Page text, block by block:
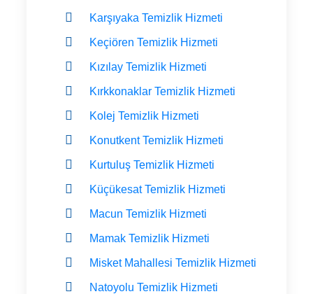
Karşıyaka Temizlik Hizmeti
Keçiören Temizlik Hizmeti
Kızılay Temizlik Hizmeti
Kırkkonaklar Temizlik Hizmeti
Kolej Temizlik Hizmeti
Konutkent Temizlik Hizmeti
Kurtuluş Temizlik Hizmeti
Küçükesat Temizlik Hizmeti
Macun Temizlik Hizmeti
Mamak Temizlik Hizmeti
Misket Mahallesi Temizlik Hizmeti
Natoyolu Temizlik Hizmeti